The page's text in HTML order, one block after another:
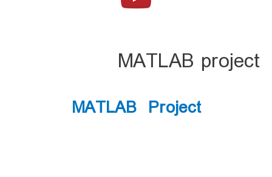
MATLAB project
MATLAB Project